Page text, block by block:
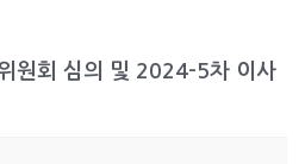
원회 심의 및 2024-5차 이사